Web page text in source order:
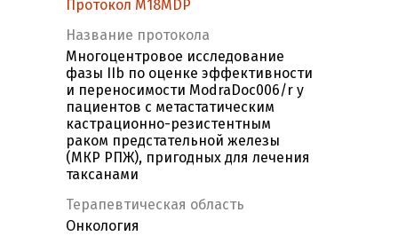
Протокол M18MDP
Название протокола
Многоцентровое исследование
фазы IIb по оценке эффективности
и переносимости ModraDoc006/r у
пациентов с метастатическим
кастрационно-резистентным
раком предстательной железы
(МКР РПЖ), пригодных для лечения
таксанами
Терапевтическая область
Онкология